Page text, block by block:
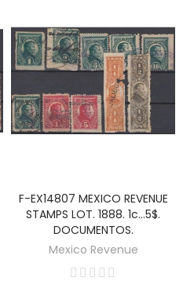
AÑADIR AL CARRITO
F-EX14807 MEXICO REVENUE
STAMPS LOT. 1888. 1c...5$.
DOCUMENTOS.
Mexico Revenue